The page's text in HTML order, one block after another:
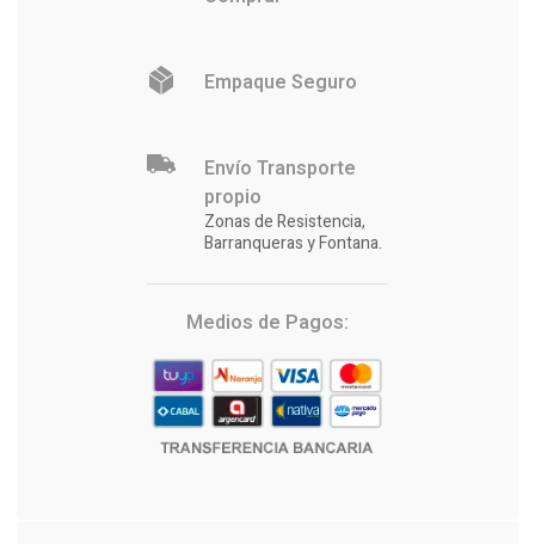
Empaque Seguro
Envío Transporte
propio
Zonas de Resistencia,
Barranqueras y Fontana.
Medios de Pagos: